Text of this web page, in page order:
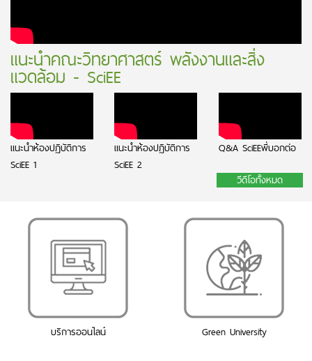
แนะนำคณะวิทยาศาสตร์ พลังงานและสิ่ง
แวดล้อม - SciEE
แนะนำห้องปฏิบัติการ
SciEE 1
แนะนำห้องปฏิบัติการ
SciEE 2
Q&A SciEEพี่บอกต่อ
วีดีโอทั้งหมด
บริการออนไลน์ Green University